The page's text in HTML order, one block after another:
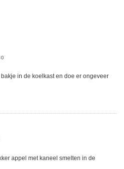
in de koelkast en doe er ongeveer
appel met kaneel smelten in de